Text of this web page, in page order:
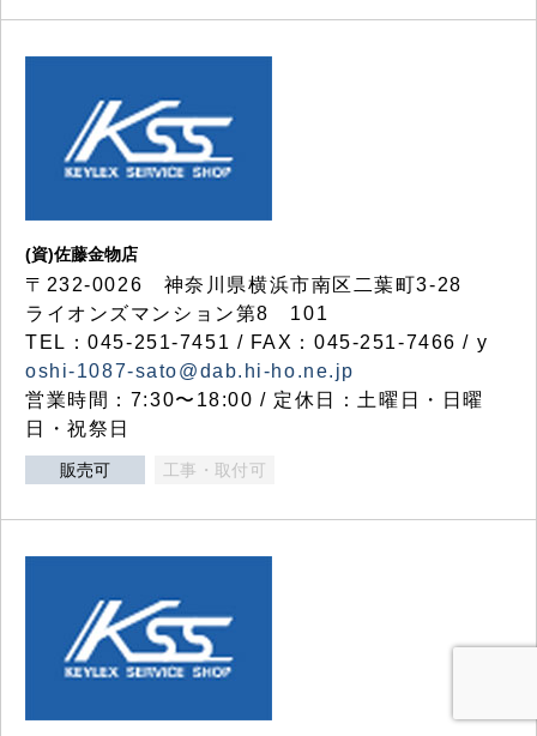
(資)佐藤金物店
〒232-0026 神奈川県横浜市南区二葉町3-28
ライオンズマンション第8 101
TEL：045-251-7451 / FAX：045-251-7466 / y
oshi-1087-sato@dab.hi-ho.ne.jp
営業時間：7:30〜18:00 / 定休日：土曜日・日曜
日・祝祭日
販売可 工事・取付可